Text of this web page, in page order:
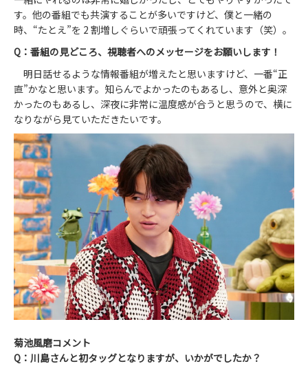
す。他の番組でも共演することが多いですけど、僕と一緒の
時、“たとえ”を 2 割増しぐらいで頑張ってくれています（笑）。
Q：番組の見どころ、視聴者へのメッセージをお願いします！
明日話せるような情報番組が増えたと思いますけど、一番“正
直”かなと思います。知らんでよかったのもあるし、意外と奥深
かったのもあるし、深夜に非常に温度感が合うと思うので、横に
なりながら見ていただきたいです。
菊池風磨コメント
Q：川島さんと初タッグとなりますが、いかがでしたか？